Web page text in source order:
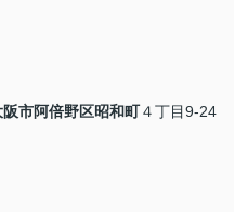
阪市阿倍野区昭和町４丁目9-24